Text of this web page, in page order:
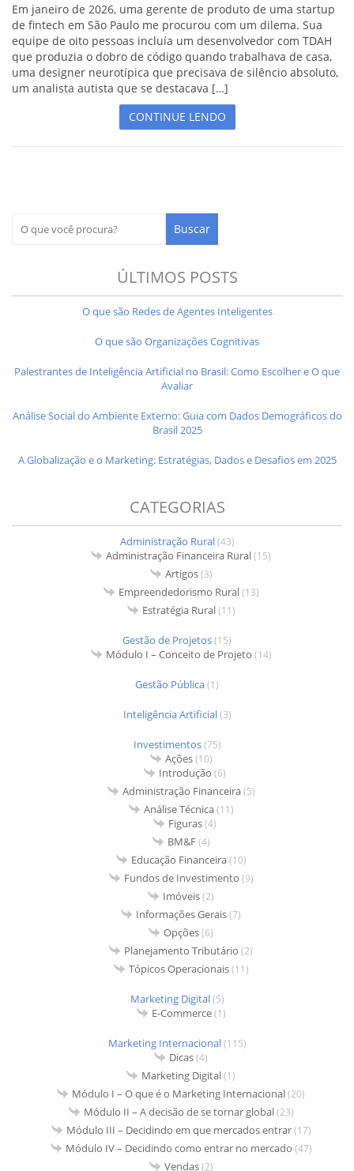
Em janeiro de 2026, uma gerente de produto de uma startup
de fintech em São Paulo me procurou com um dilema. Sua
equipe de oito pessoas incluía um desenvolvedor com TDAH
que produzia o dobro de código quando trabalhava de casa,
uma designer neurotípica que precisava de silêncio absoluto,
um analista autista que se destacava […]
CONTINUE LENDO
ÚLTIMOS POSTS
O que são Redes de Agentes Inteligentes
O que são Organizações Cognitivas
Palestrantes de Inteligência Artificial no Brasil: Como Escolher e O que
Avaliar
Análise Social do Ambiente Externo: Guia com Dados Demográficos do
Brasil 2025
A Globalização e o Marketing: Estratégias, Dados e Desafios em 2025
CATEGORIAS
Administração Rural(43)
Administração Financeira Rural(15)
Artigos(3)
Empreendedorismo Rural(13)
Estratégia Rural(11)
Gestão de Projetos(15)
Módulo I – Conceito de Projeto (14)
Gestão Pública(1)
Inteligência Artificial(3)
Investimentos(75)
Ações(10)
Introdução (6)
Administração Financeira(5)
Análise Técnica(11)
Figuras(4)
BM&F(4)
Educação Financeira(10)
Fundos de Investimento (9)
Imóveis(2)
Informações Gerais(7)
Opções(6)
Planejamento Tributário (2)
Tópicos Operacionais(11)
Marketing Digital(5)
E-Commerce(1)
Marketing Internacional(115)
Dicas(4)
Marketing Digital(1)
Módulo I – O que é o Marketing Internacional(20)
Módulo II – A decisão de se tornar global(23)
Módulo III – Decidindo em que mercados entrar(17)
Módulo IV – Decidindo como entrar no mercado (47)
Vendas(2)